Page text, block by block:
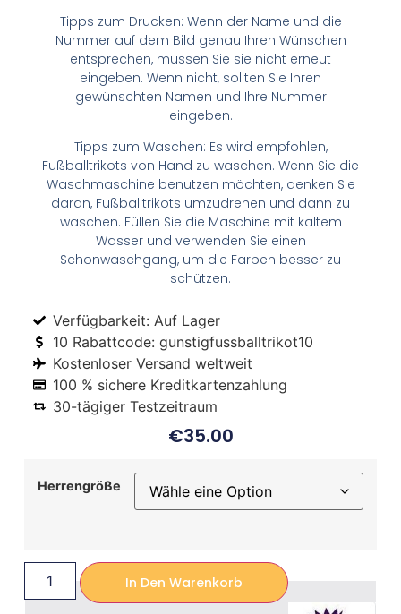
Tipps zum Drucken: Wenn der Name und die
Nummer auf dem Bild genau Ihren Wünschen
entsprechen, müssen Sie sie nicht erneut
eingeben. Wenn nicht, sollten Sie Ihren
gewünschten Namen und Ihre Nummer
eingeben.
Tipps zum Waschen: Es wird empfohlen,
Fußballtrikots von Hand zu waschen. Wenn Sie die
Waschmaschine benutzen möchten, denken Sie
daran, Fußballtrikots umzudrehen und dann zu
waschen. Füllen Sie die Maschine mit kaltem
Wasser und verwenden Sie einen
Schonwaschgang, um die Farben besser zu
schützen.
Verfügbarkeit: Auf Lager
10 Rabattcode: gunstigfussballtrikot10
Kostenloser Versand weltweit
100 % sichere Kreditkartenzahlung
30-tägiger Testzeitraum
€35.00
Herrengröße
In Den Warenkorb